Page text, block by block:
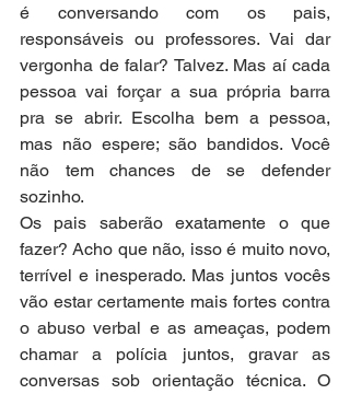
é conversando com os pais,
responsáveis ou professores. Vai dar
vergonha de falar? Talvez. Mas aí cada
pessoa vai forçar a sua própria barra
pra se abrir. Escolha bem a pessoa,
mas não espere; são bandidos. Você
não tem chances de se defender
sozinho.
Os pais saberão exatamente o que
fazer? Acho que não, isso é muito novo,
terrível e inesperado. Mas juntos vocês
vão estar certamente mais fortes contra
o abuso verbal e as ameaças, podem
chamar a polícia juntos, gravar as
conversas sob orientação técnica. O